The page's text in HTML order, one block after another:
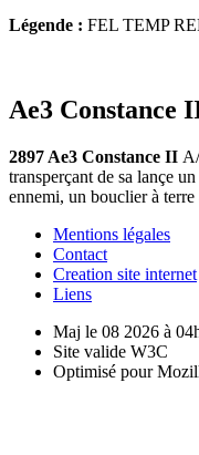
Légende : FEL TEMP
Ae3 Constance
2897 Ae3 Constance II
transperçant de sa lançe
ennemi, un bouclier à
Mentions légales
Contact
Creation site internet
Liens
Maj le 08 2026 à
Site valide W3C
Optimisé pour